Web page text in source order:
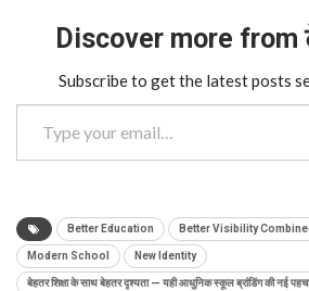
Discover more from
Subscribe to get the latest posts
Type your email…
Better Education Better Visibility
Modern School New Identity
बेहतर शिक्षा के साथ बेहतर दृश्यता — यही आधुनिक स्कूल ब्रांडिंग की नई